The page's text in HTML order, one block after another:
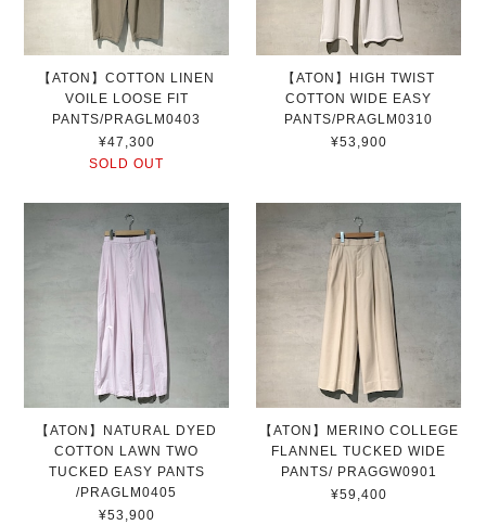
【ATON】COTTON LINEN
VOILE LOOSE FIT
PANTS/PRAGLM0403
¥47,300
SOLD OUT
【ATON】HIGH TWIST
COTTON WIDE EASY
PANTS/PRAGLM0310
¥53,900
【ATON】NATURAL DYED
COTTON LAWN TWO
TUCKED EASY PANTS
/PRAGLM0405
¥53,900
【ATON】MERINO COLLEGE
FLANNEL TUCKED WIDE
PANTS/ PRAGGW0901
¥59,400